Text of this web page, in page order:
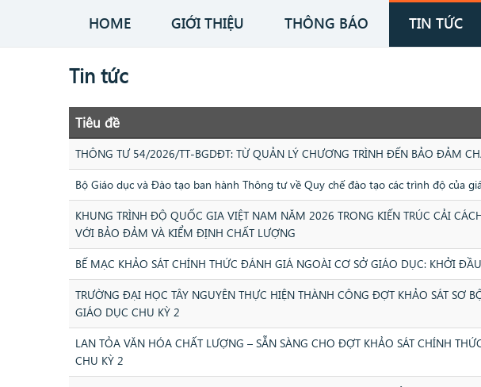
HOME GIỚI THIỆU THÔNG BÁO TIN TỨC
Tin tức
Tiêu đề
THÔNG TƯ 54/2026/TT-BGDĐT: TỪ QUẢN LÝ CHƯƠNG TRÌNH ĐẾN BẢO ĐẢM
Bộ Giáo dục và Đào tạo ban hành Thông tư về Quy chế đào tạo các trình độ của
KHUNG TRÌNH ĐỘ QUỐC GIA VIỆT NAM NĂM 2026 TRONG KIẾN TRÚC CẢI
VỚI BẢO ĐẢM VÀ KIỂM ĐỊNH CHẤT LƯỢNG
BẾ MẠC KHẢO SÁT CHÍNH THỨC ĐÁNH GIÁ NGOÀI CƠ SỞ GIÁO DỤC: KHỞI
TRƯỜNG ĐẠI HỌC TÂY NGUYÊN THỰC HIỆN THÀNH CÔNG ĐỢT KHẢO SÁT SƠ
GIÁO DỤC CHU KỲ 2
LAN TỎA VĂN HÓA CHẤT LƯỢNG – SẴN SÀNG CHO ĐỢT KHẢO SÁT CHÍNH
CHU KỲ 2